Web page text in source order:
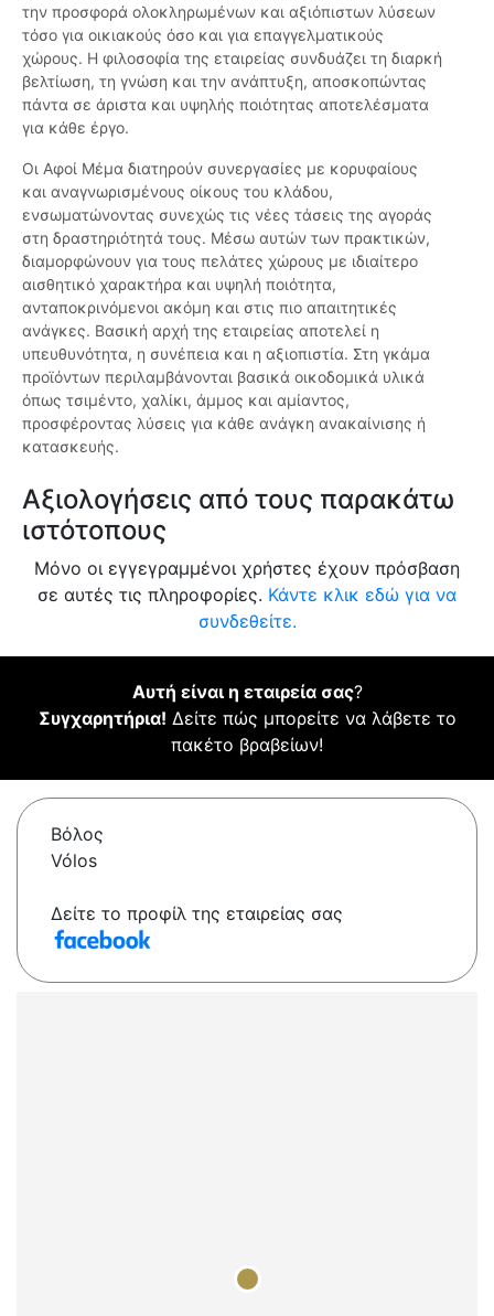
την προσφορά ολοκληρωμένων και αξιόπιστων λύσεων
τόσο για οικιακούς όσο και για επαγγελματικούς
χώρους. Η φιλοσοφία της εταιρείας συνδυάζει τη διαρκή
βελτίωση, τη γνώση και την ανάπτυξη, αποσκοπώντας
πάντα σε άριστα και υψηλής ποιότητας αποτελέσματα
για κάθε έργο.
Οι Αφοί Μέμα διατηρούν συνεργασίες με κορυφαίους
και αναγνωρισμένους οίκους του κλάδου,
ενσωματώνοντας συνεχώς τις νέες τάσεις της αγοράς
στη δραστηριότητά τους. Μέσω αυτών των πρακτικών,
διαμορφώνουν για τους πελάτες χώρους με ιδιαίτερο
αισθητικό χαρακτήρα και υψηλή ποιότητα,
ανταποκρινόμενοι ακόμη και στις πιο απαιτητικές
ανάγκες. Βασική αρχή της εταιρείας αποτελεί η
υπευθυνότητα, η συνέπεια και η αξιοπιστία. Στη γκάμα
προϊόντων περιλαμβάνονται βασικά οικοδομικά υλικά
όπως τσιμέντο, χαλίκι, άμμος και αμίαντος,
προσφέροντας λύσεις για κάθε ανάγκη ανακαίνισης ή
κατασκευής.
Αξιολογήσεις από τους παρακάτω
ιστότοπους
Μόνο οι εγγεγραμμένοι χρήστες έχουν πρόσβαση
σε αυτές τις πληροφορίες. Κάντε κλικ εδώ για να
συνδεθείτε.
Αυτή είναι η εταιρεία σας?
Συγχαρητήρια! Δείτε πώς μπορείτε να λάβετε το
πακέτο βραβείων!
Βόλος
Vólos
Δείτε το προφίλ της εταιρείας σας